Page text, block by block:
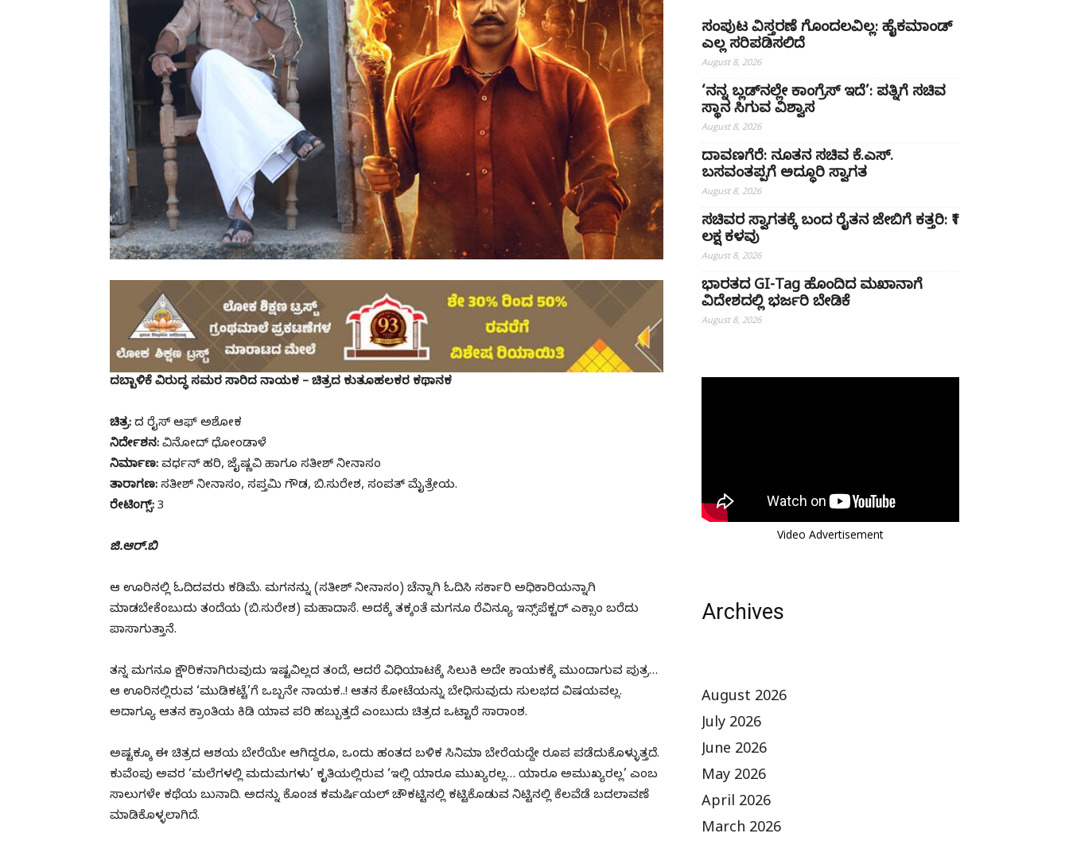
ದಬ್ಬಾಳಿಕೆ ವಿರುದ್ಧ ಸಮರ ಸಾರಿದ ನಾಯಕ – ಚಿತ್ರದ ಕುತೂಹಲಕರ ಕಥಾನಕ
ಚಿತ್ರ: ದ ರೈಸ್ ಆಫ್ ಅಶೋಕ
ನಿರ್ದೇಶನ: ವಿನೋದ್ ಧೋಂಡಾಳೆ
ನಿರ್ಮಾಣ: ವರ್ಧನ್ ಹರಿ, ಜೈಷ್ಣವಿ ಹಾಗೂ ಸತೀಶ್ ನೀನಾಸಂ
ತಾರಾಗಣ: ಸತೀಶ್ ನೀನಾಸಂ, ಸಪ್ತಮಿ ಗೌಡ, ಬಿ.ಸುರೇಶ, ಸಂಪತ್ ಮೈತ್ರೇಯ.
ರೇಟಿಂಗ್ಸ್: 3
ಜಿ.ಆರ್.ಬಿ
ಆ ಊರಿನಲ್ಲಿ ಓದಿದವರು ಕಡಿಮೆ. ಮಗನನ್ನು (ಸತೀಶ್ ನೀನಾಸಂ) ಚೆನ್ನಾಗಿ ಓದಿಸಿ ಸರ್ಕಾರಿ ಅಧಿಕಾರಿಯನ್ನಾಗಿ
ಮಾಡಬೇಕೆಂಬುದು ತಂದೆಯ (ಬಿ.ಸುರೇಶ) ಮಹಾದಾಸೆ. ಅದಕ್ಕೆ ತಕ್ಕಂತೆ ಮಗನೂ ರೆವಿನ್ಯೂ ಇನ್ಸ್‌ಪೆಕ್ಟರ್ ಎಕ್ಸಾಂ ಬರೆದು
ಪಾಸಾಗುತ್ತಾನೆ.
ತನ್ನ ಮಗನೂ ಕ್ಷೌರಿಕನಾಗಿರುವುದು ಇಷ್ಟವಿಲ್ಲದ ತಂದೆ, ಆದರೆ ವಿಧಿಯಾಟಕ್ಕೆ ಸಿಲುಕಿ ಅದೇ ಕಾಯಕಕ್ಕೆ ಮುಂದಾಗುವ ಪುತ್ರ…
ಆ ಊರಿನಲ್ಲಿರುವ ‘ಮುಡಿಕಟ್ಟೆ’ಗೆ ಒಬ್ಬನೇ ನಾಯಕ..! ಆತನ ಕೋಟೆಯನ್ನು ಬೇಧಿಸುವುದು ಸುಲಭದ ವಿಷಯವಲ್ಲ.
ಅದಾಗ್ಯೂ ಆತನ ಕ್ರಾಂತಿಯ ಕಿಡಿ ಯಾವ ಪರಿ ಹಬ್ಬುತ್ತದೆ ಎಂಬುದು ಚಿತ್ರದ ಒಟ್ಟಾರೆ ಸಾರಾಂಶ.
ಅಷ್ಟಕ್ಕೂ ಈ ಚಿತ್ರದ ಆಶಯ ಬೇರೆಯೇ ಆಗಿದ್ದರೂ, ಒಂದು ಹಂತದ ಬಳಿಕ ಸಿನಿಮಾ ಬೇರೆಯದ್ದೇ ರೂಪ ಪಡೆದುಕೊಳ್ಳುತ್ತದೆ.
ಕುವೆಂಪು ಅವರ ‘ಮಲೆಗಳಲ್ಲಿ ಮದುಮಗಳು’ ಕೃತಿಯಲ್ಲಿರುವ ‘ಇಲ್ಲಿ ಯಾರೂ ಮುಖ್ಯರಲ್ಲ… ಯಾರೂ ಅಮುಖ್ಯರಲ್ಲ’ ಎಂಬ
ಸಾಲುಗಳೇ ಕಥೆಯ ಬುನಾದಿ. ಅದನ್ನು ಕೊಂಚ ಕಮರ್ಷಿಯಲ್ ಚೌಕಟ್ಟಿನಲ್ಲಿ ಕಟ್ಟಿಕೊಡುವ ನಿಟ್ಟಿನಲ್ಲಿ ಕೆಲವೆಡೆ ಬದಲಾವಣೆ
ಮಾಡಿಕೊಳ್ಳಲಾಗಿದೆ.
ಸಂಪುಟ ವಿಸ್ತರಣೆ ಗೊಂದಲವಿಲ್ಲ: ಹೈಕಮಾಂಡ್
ಎಲ್ಲ ಸರಿಪಡಿಸಲಿದೆ
August 8, 2026
‘ನನ್ನ ಬ್ಲಡ್‌ನಲ್ಲೇ ಕಾಂಗ್ರೆಸ್ ಇದೆ’: ಪತ್ನಿಗೆ ಸಚಿವ
ಸ್ಥಾನ ಸಿಗುವ ವಿಶ್ವಾಸ
August 8, 2026
ದಾವಣಗೆರೆ: ನೂತನ ಸಚಿವ ಕೆ.ಎಸ್.
ಬಸವಂತಪ್ಪಗೆ ಅದ್ಧೂರಿ ಸ್ವಾಗತ
August 8, 2026
ಸಚಿವರ ಸ್ವಾಗತಕ್ಕೆ ಬಂದ ರೈತನ ಜೇಬಿಗೆ ಕತ್ತರಿ: ₹1
ಲಕ್ಷ ಕಳವು
August 8, 2026
ಭಾರತದ GI-Tag ಹೊಂದಿದ ಮಖಾನಾಗೆ
ವಿದೇಶದಲ್ಲಿ ಭರ್ಜರಿ ಬೇಡಿಕೆ
August 8, 2026
Video Advertisement
Archives
August 2026
July 2026
June 2026
May 2026
April 2026
March 2026